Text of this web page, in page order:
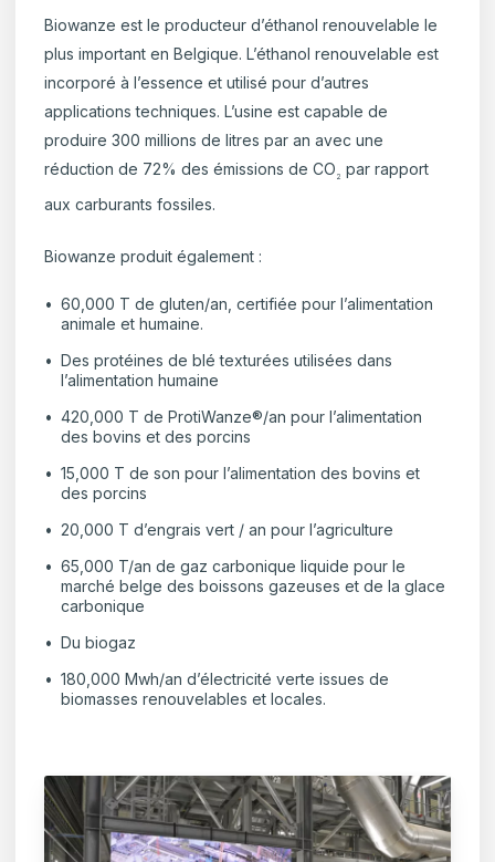
Biowanze est le producteur d’éthanol renouvelable le
plus important en Belgique. L’éthanol renouvelable est
incorporé à l’essence et utilisé pour d’autres
applications techniques. L’usine est capable de
produire 300 millions de litres par an avec une
réduction de 72% des émissions de CO 2 par rapport
aux carburants fossiles.
Biowanze produit également :
60,000 T de gluten/an, certifiée pour l’alimentation
animale et humaine.
Des protéines de blé texturées utilisées dans
l’alimentation humaine
420,000 T de ProtiWanze®/an pour l’alimentation
des bovins et des porcins
15,000 T de son pour l’alimentation des bovins et
des porcins
20,000 T d’engrais vert / an pour l’agriculture
65,000 T/an de gaz carbonique liquide pour le
marché belge des boissons gazeuses et de la glace
carbonique
Du biogaz
180,000 Mwh/an d’électricité verte issues de
biomasses renouvelables et locales.